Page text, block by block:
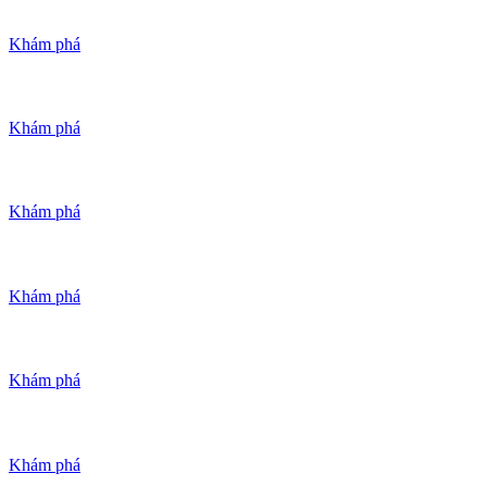
Khám phá
Khám phá
Khám phá
Khám phá
Khám phá
Khám phá